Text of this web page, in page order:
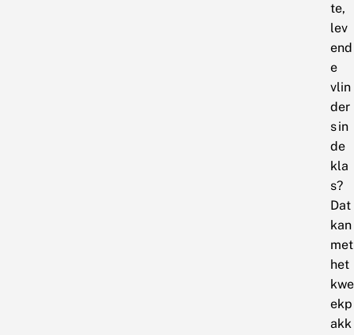
te,
lev
end
e
vlin
der
s in
de
kla
s?
Dat
kan
met
het
kwe
ekp
akk